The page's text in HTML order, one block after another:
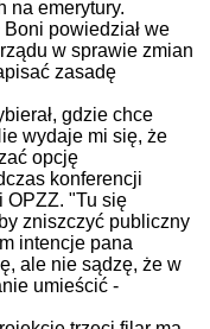
na emerytury.
powiedział we
w sprawie zmian
zasadę
gdzie chce
wydaje mi się, że
opcję
konferencji
OPZZ. "Tu się
zniszczyć publiczny
intencje pana
ale nie sądzę, że w
umieścić -